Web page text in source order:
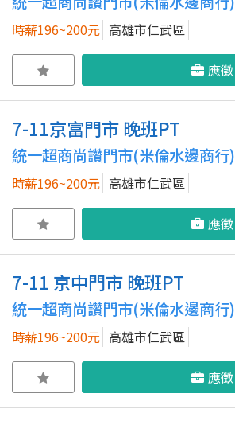
時薪196~200元 高雄市仁武區
應徵
7-11京富門市 晚班PT
統一超商尚讚門市(米倫水邊商行)
時薪196~200元 高雄市仁武區
應徵
7-11 京中門市 晚班PT
統一超商尚讚門市(米倫水邊商行)
時薪196~200元 高雄市仁武區
應徵